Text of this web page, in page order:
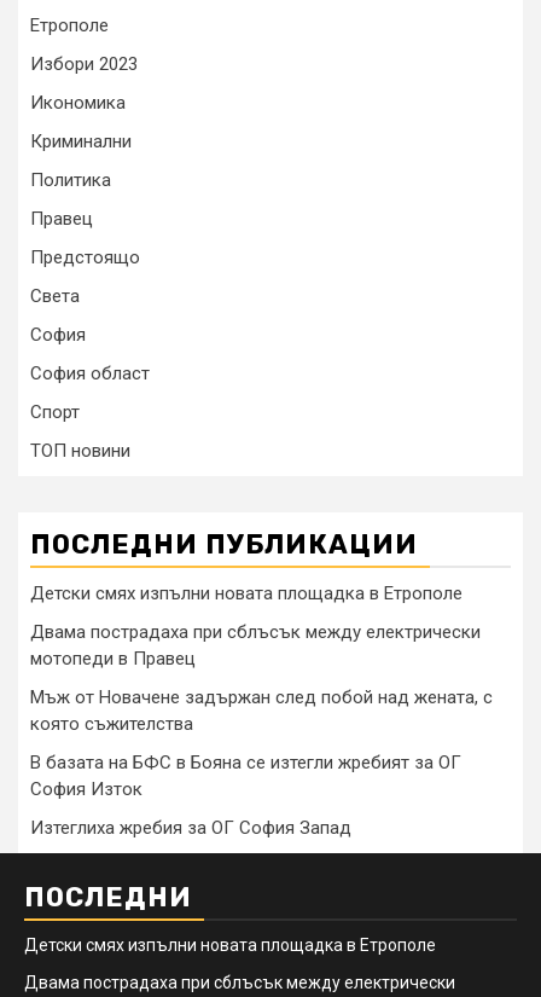
Етрополе
Избори 2023
Икономика
Криминални
Политика
Правец
Предстоящо
Света
София
София област
Спорт
ТОП новини
ПОСЛЕДНИ ПУБЛИКАЦИИ
Детски смях изпълни новата площадка в Етрополе
Двама пострадаха при сблъсък между електрически
мотопеди в Правец
Мъж от Новачене задържан след побой над жената, с
която съжителства
В базата на БФС в Бояна се изтегли жребият за ОГ
София Изток
Изтеглиха жребия за ОГ София Запад
ПОСЛЕДНИ
Детски смях изпълни новата площадка в Етрополе
Двама пострадаха при сблъсък между електрически